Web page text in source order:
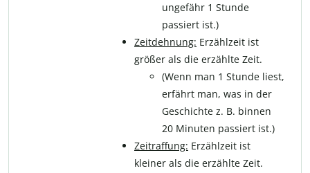
ungefähr 1 Stunde
passiert ist.)
Zeitdehnung: Erzählzeit ist
größer als die erzählte Zeit.
(Wenn man 1 Stunde liest,
erfährt man, was in der
Geschichte z. B. binnen
20 Minuten passiert ist.)
Zeitraffung: Erzählzeit ist
kleiner als die erzählte Zeit.